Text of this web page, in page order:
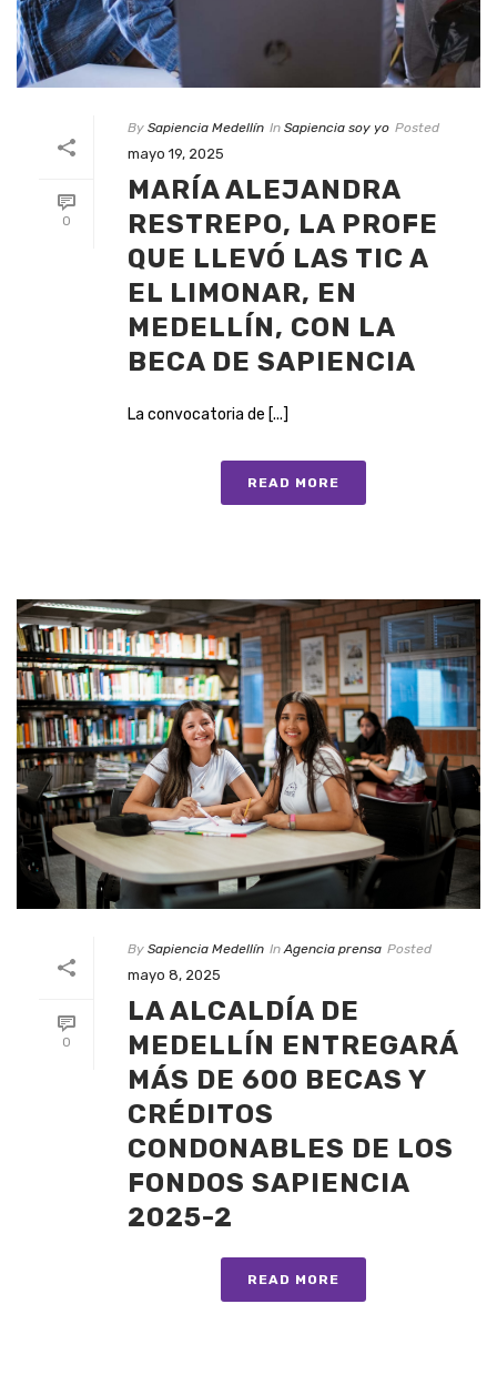
0
By Sapiencia Medellín In Sapiencia soy yo Posted
mayo 19, 2025
MARÍA ALEJANDRA
RESTREPO, LA PROFE
QUE LLEVÓ LAS TIC A
EL LIMONAR, EN
MEDELLÍN, CON LA
BECA DE SAPIENCIA
La convocatoria de [...]
READ MORE
0
By Sapiencia Medellín In Agencia prensa Posted
mayo 8, 2025
LA ALCALDÍA DE
MEDELLÍN ENTREGARÁ
MÁS DE 600 BECAS Y
CRÉDITOS
CONDONABLES DE LOS
FONDOS SAPIENCIA
2025-2
READ MORE